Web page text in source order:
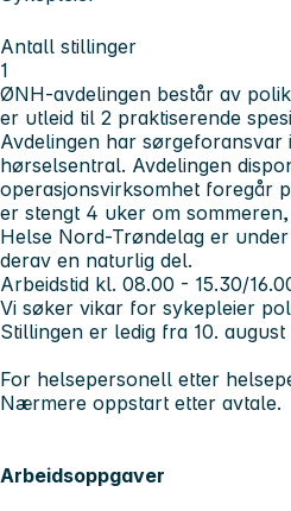
Antall stillinger
1
ØNH-avdelingen består av
er utleid til 2 praktiserende
Avdelingen har
hørselsentral. Avdelingen
operasjonsvirksomhet foregår
er stengt 4 uker om
Helse Nord-Trøndelag er
derav en naturlig del.
Arbeidstid kl. 08.00 - 15.30/
Vi søker vikar for sykepleier
Stillingen er ledig fra 10.
For helsepersonell etter
Nærmere oppstart etter avtale.
Arbeidsoppgaver